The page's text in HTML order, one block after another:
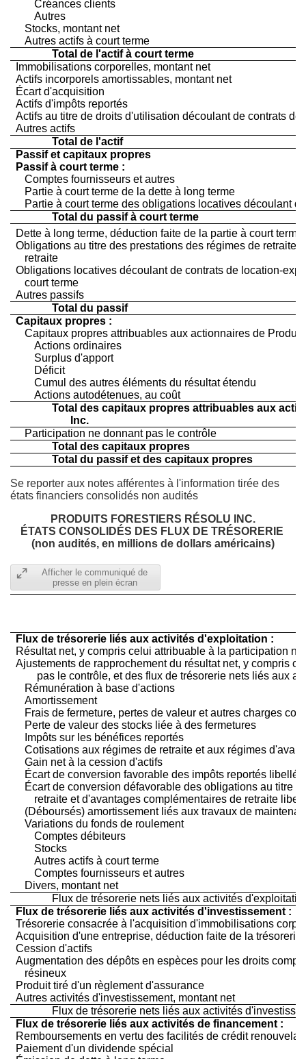
Créances clients
Autres
Stocks, montant net
Autres actifs à court terme
Total de l'actif à court terme
Immobilisations corporelles, montant net
Actifs incorporels amortissables, montant net
Écart d'acquisition
Actifs d'impôts reportés
Actifs au titre de droits d'utilisation découlant de contrats
Autres actifs
Total de l'actif
Passif et capitaux propres
Passif à court terme :
Comptes fournisseurs et autres
Partie à court terme de la dette à long terme
Partie à court terme des obligations locatives découlant
Total du passif à court terme
Dette à long terme, déduction faite de la partie à court terme
Obligations au titre des prestations des régimes de retraite
retraite
Obligations locatives découlant de contrats de location-
court terme
Autres passifs
Total du passif
Capitaux propres :
Capitaux propres attribuables aux actionnaires de
Actions ordinaires
Surplus d'apport
Déficit
Cumul des autres éléments du résultat étendu
Actions autodétenues, au coût
Total des capitaux propres attribuables aux
Inc.
Participation ne donnant pas le contrôle
Total des capitaux propres
Total du passif et des capitaux propres
Se reporter aux notes afférentes à l'information tirée des
états financiers consolidés non audités
PRODUITS FORESTIERS RÉSOLU INC.
ÉTATS CONSOLIDÉS DES FLUX DE TRÉSORERIE
(non audités, en millions de dollars américains)
Afficher le communiqué de
presse en plein écran
Flux de trésorerie liés aux activités d'exploitation :
Résultat net, y compris celui attribuable à la participation
Ajustements de rapprochement du résultat net, y compris
pas le contrôle, et des flux de trésorerie nets liés aux
Rémunération à base d'actions
Amortissement
Frais de fermeture, pertes de valeur et autres charges
Perte de valeur des stocks liée à des fermetures
Impôts sur les bénéfices reportés
Cotisations aux régimes de retraite et aux régimes
Gain net à la cession d'actifs
Écart de conversion favorable des impôts reportés
Écart de conversion défavorable des obligations au titre
retraite et d'avantages complémentaires de retraite
(Déboursés) amortissement liés aux travaux de
Variations du fonds de roulement
Comptes débiteurs
Stocks
Autres actifs à court terme
Comptes fournisseurs et autres
Divers, montant net
Flux de trésorerie nets liés aux activités
Flux de trésorerie liés aux activités d'investissement :
Trésorerie consacrée à l'acquisition d'immobilisations
Acquisition d'une entreprise, déduction faite de la trésorerie
Cession d'actifs
Augmentation des dépôts en espèces pour les droits
résineux
Produit tiré d'un règlement d'assurance
Autres activités d'investissement, montant net
Flux de trésorerie nets liés aux activités
Flux de trésorerie liés aux activités de financement :
Remboursements en vertu des facilités de crédit
Paiement d'un dividende spécial